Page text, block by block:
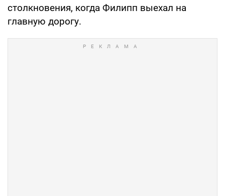
столкновения, когда Филипп выехал на
главную дорогу.